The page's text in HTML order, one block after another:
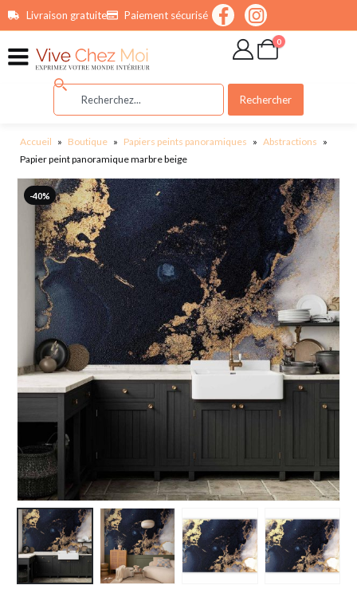
principalLivraison gratuite Paiement sécurisé
0
Rechercher
Accueil » Boutique » Papiers peints panoramiques » Abstractions »
Papier peint panoramique marbre beige
-40%